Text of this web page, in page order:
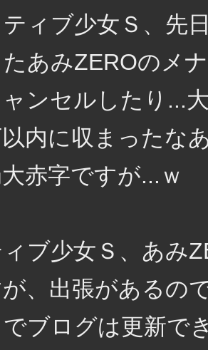
ィブ少女Ｓ、先
たあみZEROのメ
ャンセルしたり...
内に収まったな
赤字ですが...ｗ
ブ少女Ｓ、あみ
、出張があるの
ブログは更新で